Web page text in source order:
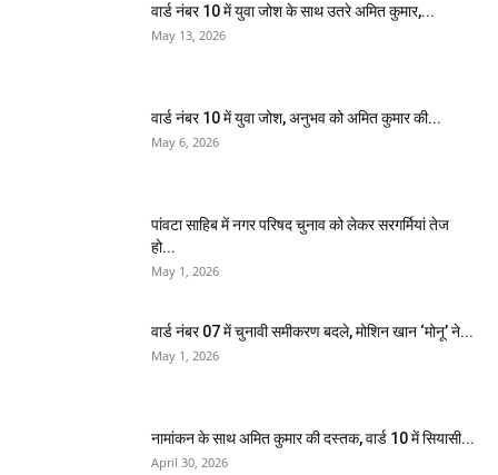
वार्ड नंबर 10 में युवा जोश के साथ उतरे अमित कुमार,...
May 13, 2026
वार्ड नंबर 10 में युवा जोश, अनुभव को अमित कुमार की...
May 6, 2026
पांवटा साहिब में नगर परिषद चुनाव को लेकर सरगर्मियां तेज
हो...
May 1, 2026
वार्ड नंबर 07 में चुनावी समीकरण बदले, मोशिन खान ‘मोनू’ ने...
May 1, 2026
नामांकन के साथ अमित कुमार की दस्तक, वार्ड 10 में सियासी...
April 30, 2026